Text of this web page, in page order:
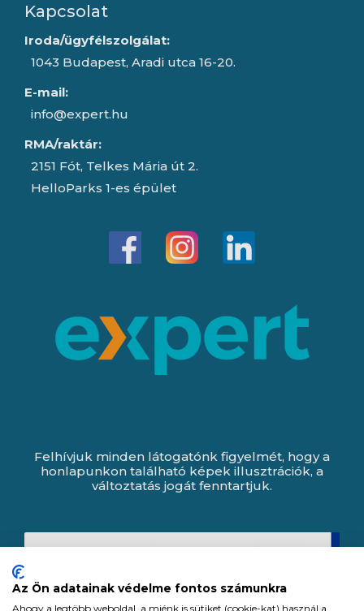
Kapcsolat
Iroda/ügyfélszolgálat:
1043 Budapest, Aradi utca 16-20.
E-mail:
info@expert.hu
RMA/raktár:
2151 Fót, Telkes Mária út 2.
HelloParks 1-es épület
Felhívjuk minden látogatónk figyelmét, hogy a
honlapunkon található képek illusztrációk, a
változtatás jogát fenntartjuk.
Az Ön adatainak védelme fontos számunkra
Ahogy a legtöbb weboldal, a miénk is sütiket (cookie-kat) használ a